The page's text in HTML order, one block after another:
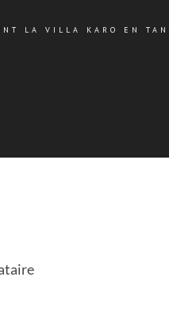
LA VILLA KARO EN